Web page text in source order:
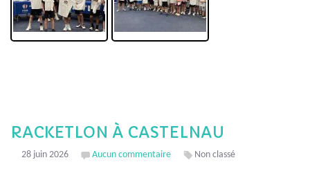
RACKETLON À CASTELNAU
28 juin 2026 Aucun commentaire Non classé